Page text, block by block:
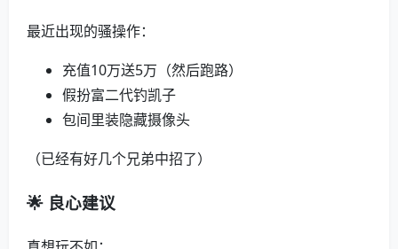
最近出现的骚操作：
充值10万送5万（然后跑路）
假扮富二代钓凯子
包间里装隐藏摄像头
（已经有好几个兄弟中招了）
🌟 良心建议